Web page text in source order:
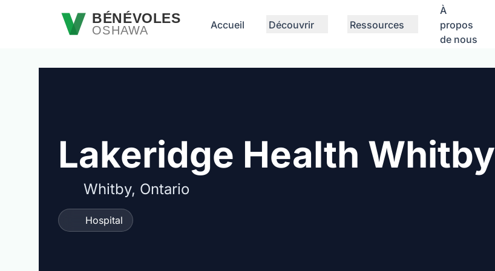
Passer au contenu principalBÉNÉVOLES
OSHAWA Accueil Découvrir Ressources
À
propos
de nous
Lakeridge Health Whitby
Whitby, Ontario
Hospital